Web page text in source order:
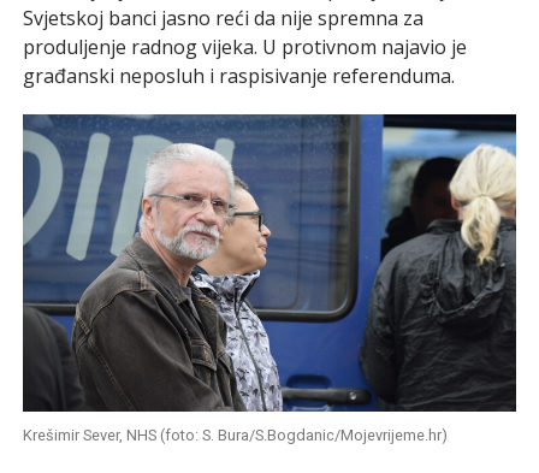
Svjetskoj banci jasno reći da nije spremna za
produljenje radnog vijeka. U protivnom najavio je
građanski neposluh i raspisivanje referenduma.
Krešimir Sever, NHS (foto: S. Bura/S.Bogdanic/Mojevrijeme.hr)